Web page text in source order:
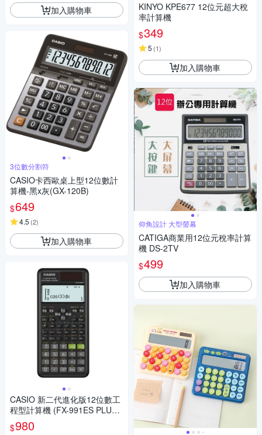
加入購物車
3位數分割符
CASIO卡西歐桌上型12位數計
算機-黑x灰(GX-120B)
$649
4.5 (2)
加入購物車
CASIO 新二代進化版12位數工
程型計算機 (FX-991ES PLUS-
2)
$980
KINYO KPE677 12位元超大稅
率計算機
$349
5 (1)
加入購物車
仰角設計 大型螢幕
CATIGA商業用12位元稅率計算
機 DS-2TV
$499
加入購物車